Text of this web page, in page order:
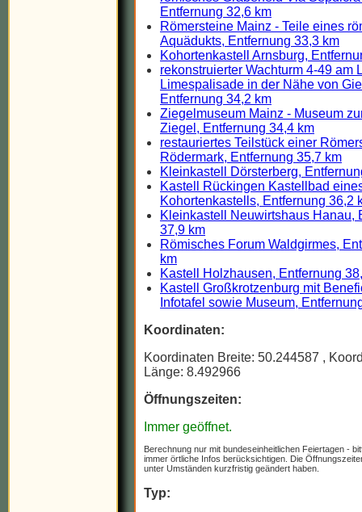
Entfernung 32,6 km
Römersteine Mainz - Teile eines
Aquädukts, Entfernung 33,3 km
Kohortenkastell Arnsburg,
rekonstruierter Wachturm 4-49 am
Limespalisade in der Nähe von
Entfernung 34,2 km
Ziegelmuseum Mainz - Museum
Ziegel, Entfernung 34,4 km
restauriertes Teilstück einer
Rödermark, Entfernung 35,7 km
Kleinkastell Dörsterberg,
Kastell Rückingen Kastellbad
Kohortenkastells, Entfernung 36,2
Kleinkastell Neuwirtshaus Hanau,
37,9 km
Römisches Forum Waldgirmes,
km
Kastell Holzhausen, Entfernung
Kastell Großkrotzenburg mit
Infotafel sowie Museum,
Koordinaten:
Koordinaten Breite: 50.244587 ,
Länge: 8.492966
Öffnungszeiten:
Immer geöffnet.
Berechnung nur mit bundeseinheitlichen Feiertagen -
immer örtliche Infos berücksichtigen. Die
unter Umständen kurzfristig geändert haben.
Typ: